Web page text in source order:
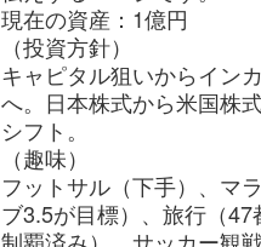
現在の資産：1億円
（投資方針）
キャピタル狙いからイン
へ。日本株式から米国株
シフト。
（趣味）
フットサル（下手）、マ
ブ3.5が目標）、旅行（47